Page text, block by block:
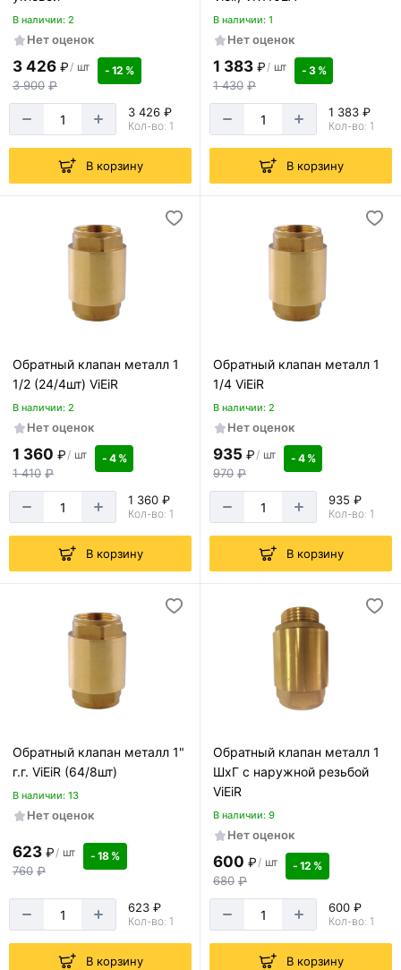
В наличии: 2
Нет оценок
3 426 ₽/ шт
3 900 ₽
- 12 %
3 426 ₽
Кол-во: 1
В корзину
В наличии: 1
Нет оценок
1 383 ₽/ шт
1 430 ₽
- 3 %
1 383 ₽
Кол-во: 1
В корзину
Обратный клапан металл 1
1/2 (24/4шт) ViEiR
В наличии: 2
Нет оценок
1 360 ₽/ шт
1 410 ₽
- 4 %
1 360 ₽
Кол-во: 1
В корзину
Обратный клапан металл 1
1/4 ViEiR
В наличии: 2
Нет оценок
935 ₽/ шт
970 ₽
- 4 %
935 ₽
Кол-во: 1
В корзину
Обратный клапан металл 1"
г.г. ViEiR (64/8шт)
В наличии: 13
Нет оценок
623 ₽/ шт
760 ₽
- 18 %
623 ₽
Кол-во: 1
В корзину
Обратный клапан металл 1
ШхГ с наружной резьбой
ViEiR
В наличии: 9
Нет оценок
600 ₽/ шт
680 ₽
- 12 %
600 ₽
Кол-во: 1
В корзину